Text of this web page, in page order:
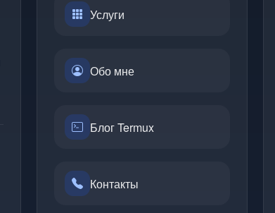
Услуги
Обо мне
Блог Termux
Контакты